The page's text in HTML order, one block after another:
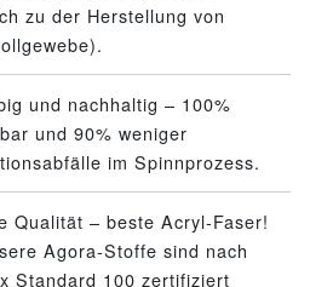
zu der Herstellung von
und nachhaltig – 100%
und 90% weniger
im Spinnprozess.
Qualität – beste Acryl-Faser!
Agora-Stoffe sind nach
Standard 100 zertifiziert